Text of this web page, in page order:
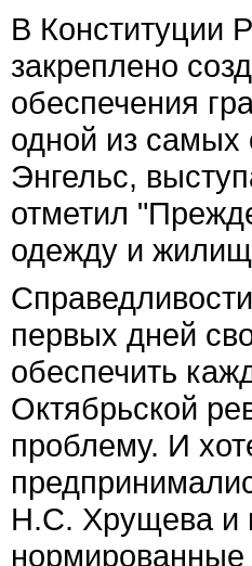
В Конституции
закреплено
обеспечения
одной из
Энгельс,
отметил
одежду и
первых дней
обеспечить
Октябрьской
проблему. И
Н.С. Хрущева и
нормированные